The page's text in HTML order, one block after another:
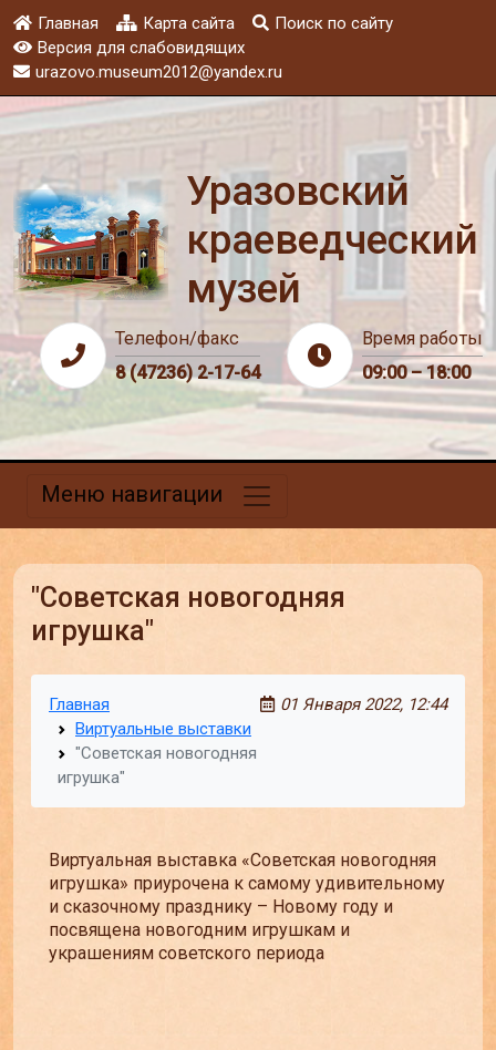
Главная Карта сайта
Поиск по сайту
Версия для слабовидящих
urazovo.museum2012@yandex.ru
Уразовский
краеведческий
музей
Телефон/факс
8 (47236) 2-17-64
Время работы
09:00 – 18:00
Меню навигации
"Советская новогодняя
игрушка"
Главная
Виртуальные выставки
"Советская новогодняя
игрушка"
01 Января 2022, 12:44
Виртуальная выставка «Советская новогодняя
игрушка» приурочена к самому удивительному
и сказочному празднику – Новому году и
посвящена новогодним игрушкам и
украшениям советского периода